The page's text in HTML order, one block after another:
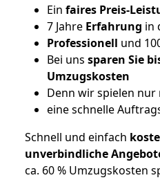
Ein faires Preis-
7 Jahre Erfahrung in
Professionell und
Bei uns sparen Sie
Umzugskosten
Denn wir spielen
eine schnelle
Schnell und einfach
unverbindliche
ca. 60 % Umzugskosten